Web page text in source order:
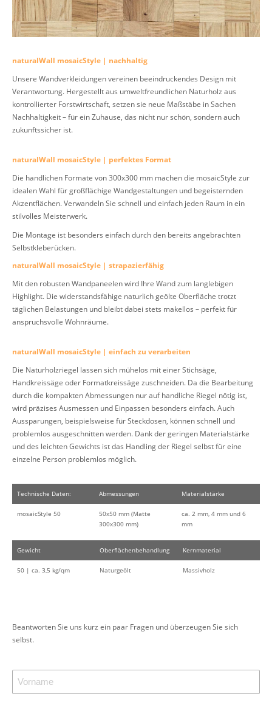
naturalWall mosaicStyle | nachhaltig
Unsere Wandverkleidungen vereinen beeindruckendes Design mit
Verantwortung. Hergestellt aus umweltfreundlichen Naturholz aus
kontrollierter Forstwirtschaft, setzen sie neue Maßstäbe in Sachen
Nachhaltigkeit – für ein Zuhause, das nicht nur schön, sondern auch
zukunftssicher ist.
naturalWall mosaicStyle | perfektes Format
Die handlichen Formate von 300x300 mm machen die mosaicStyle zur
idealen Wahl für großflächige Wandgestaltungen und begeisternden
Akzentflächen. Verwandeln Sie schnell und einfach jeden Raum in ein
stilvolles Meisterwerk.
Die Montage ist besonders einfach durch den bereits angebrachten
Selbstkleberücken.
naturalWall mosaicStyle | strapazierfähig
Mit den robusten Wandpaneelen wird Ihre Wand zum langlebigen
Highlight. Die widerstandsfähige naturlich geölte Oberfläche trotzt
täglichen Belastungen und bleibt dabei stets makellos – perfekt für
anspruchsvolle Wohnräume.
naturalWall mosaicStyle | einfach zu verarbeiten
Die Naturholzriegel lassen sich mühelos mit einer Stichsäge,
Handkreissäge oder Formatkreissäge zuschneiden. Da die Bearbeitung
durch die kompakten Abmessungen nur auf handliche Riegel nötig ist,
wird präzises Ausmessen und Einpassen besonders einfach. Auch
Aussparungen, beispielsweise für Steckdosen, können schnell und
problemlos ausgeschnitten werden. Dank der geringen Materialstärke
und des leichten Gewichts ist das Handling der Riegel selbst für eine
einzelne Person problemlos möglich.
Technische Daten: Abmessungen Materialstärke
mosaicStyle 50
50x50 mm (Matte
300x300 mm)
ca. 2 mm, 4 mm und 6
mm
Gewicht Oberflächenbehandlung Kernmaterial
50 | ca. 3,5 kg/qm Naturgeölt Massivholz
Beantworten Sie uns kurz ein paar Fragen und überzeugen Sie sich
selbst.